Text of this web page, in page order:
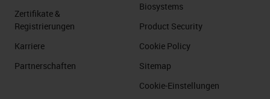
Zertifikate &
Registrierungen
Karriere
Partnerschaften
Biosystems
Product Security
Cookie Policy
Sitemap
Cookie-Einstellungen